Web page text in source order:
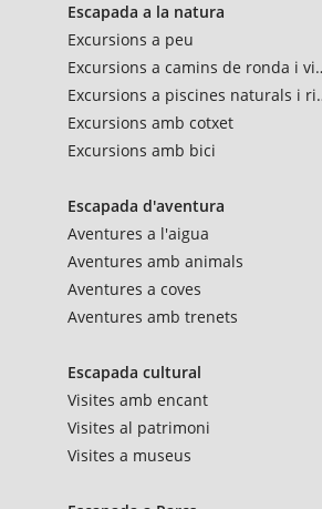
Escapada a la natura
Excursions a peu
Excursions a camins de ronda i
Excursions a piscines naturals i
Excursions amb cotxet
Excursions amb bici
Escapada d'aventura
Aventures a l'aigua
Aventures amb animals
Aventures a coves
Aventures amb trenets
Escapada cultural
Visites amb encant
Visites al patrimoni
Visites a museus